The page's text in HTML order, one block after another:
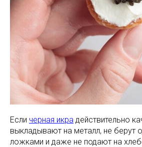
Если черная икра действительно
выкладывают на металл, не берут
ложками и даже не подают на